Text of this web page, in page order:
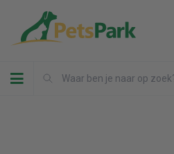
Toggle navigation